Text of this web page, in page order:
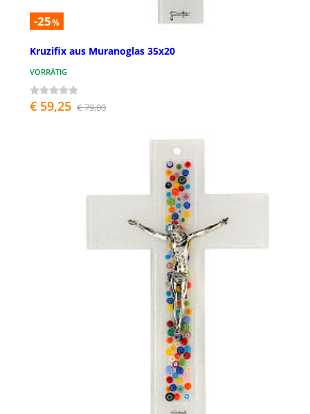
-25%
Kruzifix aus Muranoglas 35x20
VORRÄTIG
€ 59,25 € 79,00